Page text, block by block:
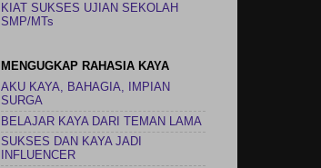
KIAT SUKSES UJIAN SEKOLAH
SMP/MTs
MENGUGKAP RAHASIA KAYA
AKU KAYA, BAHAGIA, IMPIAN
SURGA
BELAJAR KAYA DARI TEMAN LAMA
SUKSES DAN KAYA JADI
INFLUENCER